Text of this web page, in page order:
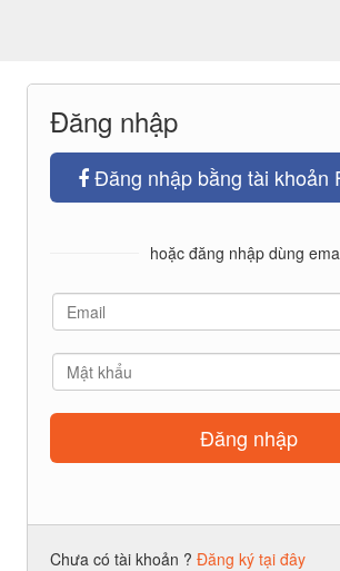
Đăng nhập
Đăng nhập bằng tài khoản
hoặc đăng nhập dùng
Chưa có tài khoản ? Đăng ký tại đây